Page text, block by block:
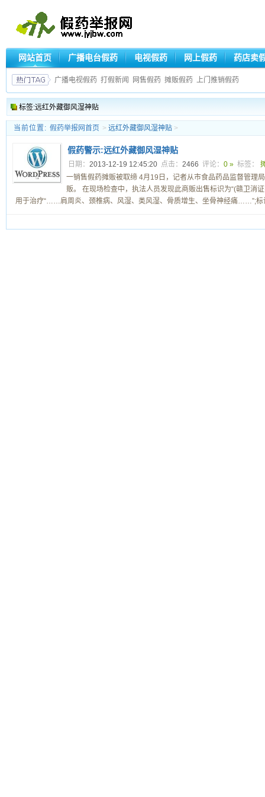
网站首页 广播电台假药 电视假药 网上假药 药店卖
广播电视假药 打假新闻 网售假药 摊贩假药 上门推销假药
标签:远红外藏御风湿神贴
当前位置: 假药举报网首页 > 远红外藏御风湿神贴 >
假药警示:远红外藏御风湿神贴
日期： 2013-12-19 12:45:20 点击： 2466 评论： 0 » 标签：
一销售假药摊贩被取缔 4月19日，记者从市食品药品监督管理
贩。 在现场检查中，执法人员发现此商贩出售标识为“(赣卫消
用于治疗“……肩周炎、颈椎病、风湿、类风湿、骨质增生、坐骨神经痛……”;标